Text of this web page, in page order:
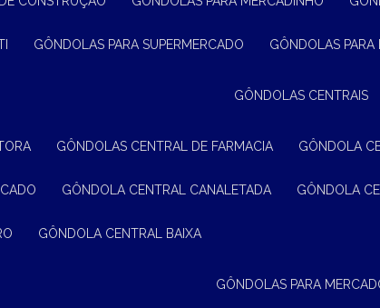
GÔNDOLAS PARA SUPERMERCADO GÔNDOLAS
GÔNDOLAS CENTRAIS
GÔNDOLAS CENTRAL DE FARMACIA GÔNDOLA
GÔNDOLA CENTRAL CANALETADA GÔNDOLA
GÔNDOLA CENTRAL BAIXA
GÔNDOLAS PARA